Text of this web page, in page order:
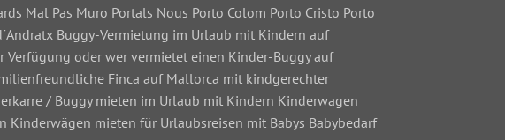
Mal Pas Muro Portals Nous Porto Colom Porto Cristo Porto
Buggy-Vermietung im Urlaub mit Kindern auf
oder wer vermietet einen Kinder-Buggy auf
Finca auf Mallorca mit kindgerechter
/ Buggy mieten im Urlaub mit Kindern Kinderwagen
mieten für Urlaubsreisen mit Babys Babybedarf